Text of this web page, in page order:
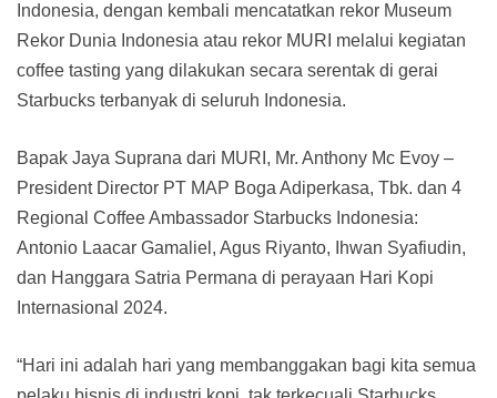
Indonesia, dengan kembali mencatatkan rekor Museum
Rekor Dunia Indonesia atau rekor MURI melalui kegiatan
coffee tasting yang dilakukan secara serentak di gerai
Starbucks terbanyak di seluruh Indonesia.
Bapak Jaya Suprana dari MURI, Mr. Anthony Mc Evoy –
President Director PT MAP Boga Adiperkasa, Tbk. dan 4
Regional Coffee Ambassador Starbucks Indonesia:
Antonio Laacar Gamaliel, Agus Riyanto, Ihwan Syafiudin,
dan Hanggara Satria Permana di perayaan Hari Kopi
Internasional 2024.
“Hari ini adalah hari yang membanggakan bagi kita semua